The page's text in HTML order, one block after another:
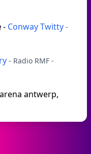
- Conway Twitty -
- Radio RMF -
antwerp,